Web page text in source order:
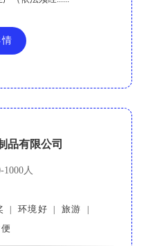
品有限公司
人
环境好 旅游